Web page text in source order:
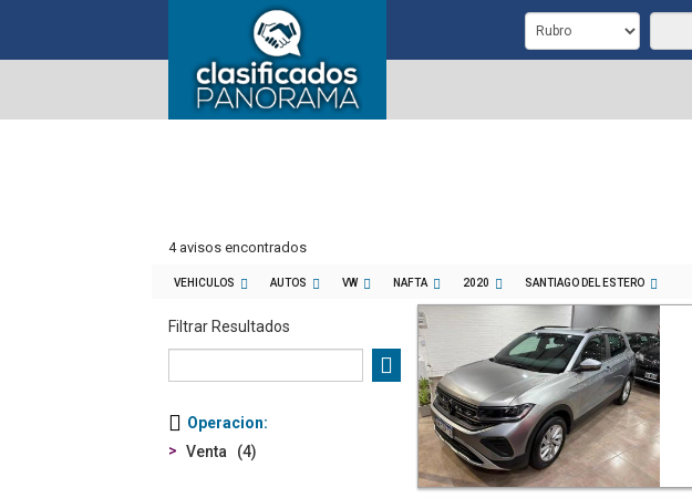
4 avisos encontrados
VEHICULOS AUTOS VW NAFTA 2020 SANTIAGO DEL ESTERO
Filtrar Resultados
Operacion
Venta
4